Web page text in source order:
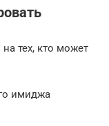
тех, кто может
имиджа